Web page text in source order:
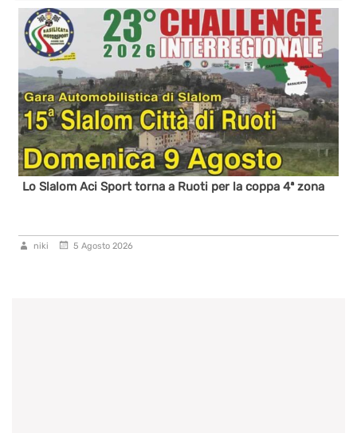
Lo Slalom Aci Sport torna a Ruoti per la coppa 4ª zona
niki 5 Agosto 2026